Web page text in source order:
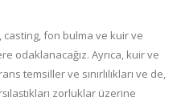
fon bulma ve kuir ve
odaklanacağız. Ayrıca, kuir ve
temsiller ve sınırlılıkları ve de,
zorluklar üzerine